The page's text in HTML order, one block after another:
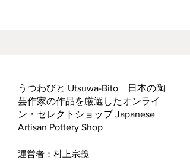
うつわびと Utsuwa-Bito 日本の陶
芸作家の作品を厳選したオンライ
ン・セレクトショップ Japanese
Artisan Pottery Shop
運営者：村上宗義